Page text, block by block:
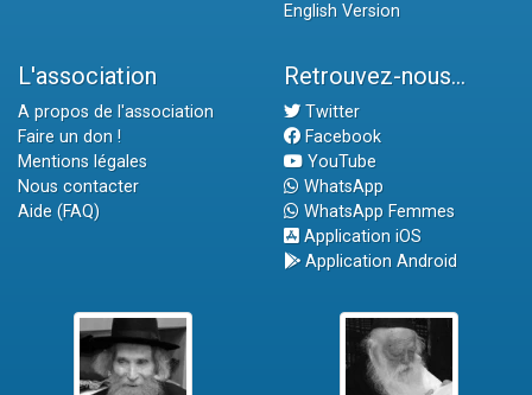
English Version
L'association
A propos de l'association
Faire un don !
Mentions légales
Nous contacter
Aide (FAQ)
Retrouvez-nous...
Twitter
Facebook
YouTube
WhatsApp
WhatsApp Femmes
Application iOS
Application Android